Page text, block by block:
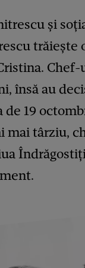
și
trăiește
însă au
19
mai târziu,